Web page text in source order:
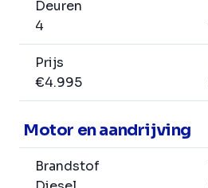
Deuren
4
Prijs
€4.995
Motor en aandrijving
Brandstof